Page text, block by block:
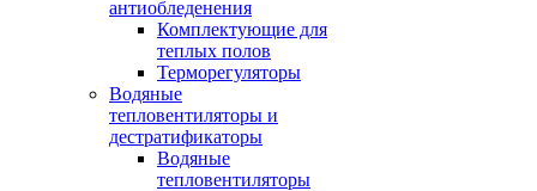
антиобледенения
Комплектующие для
теплых полов
Терморегуляторы
Водяные
тепловентиляторы и
дестратификаторы
Водяные
тепловентиляторы